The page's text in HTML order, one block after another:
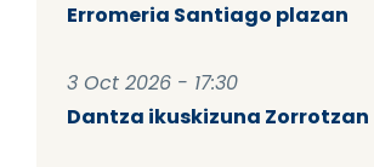
Erromeria Santiago plazan
3 Oct 2026 - 17:30
Dantza ikuskizuna Zorrotzan